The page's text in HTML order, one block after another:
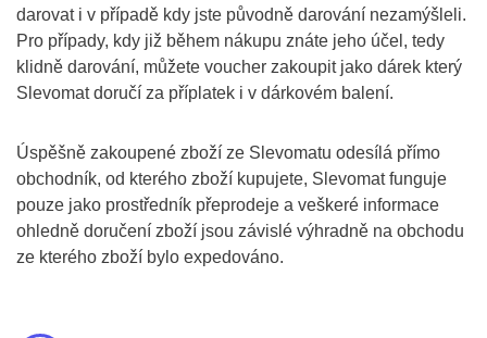
darovat i v případě kdy jste původně darování nezamýšleli.
Pro případy, kdy již během nákupu znáte jeho účel, tedy
klidně darování, můžete voucher zakoupit jako dárek který
Slevomat doručí za příplatek i v dárkovém balení.
Úspěšně zakoupené zboží ze Slevomatu odesílá přímo
obchodník, od kterého zboží kupujete, Slevomat funguje
pouze jako prostředník přeprodeje a veškeré informace
ohledně doručení zboží jsou závislé výhradně na obchodu
ze kterého zboží bylo expedováno.